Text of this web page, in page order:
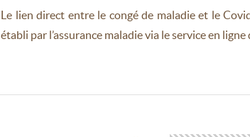
Le lien direct entre le congé de maladie et le
établi par l’assurance maladie via le service en ligne